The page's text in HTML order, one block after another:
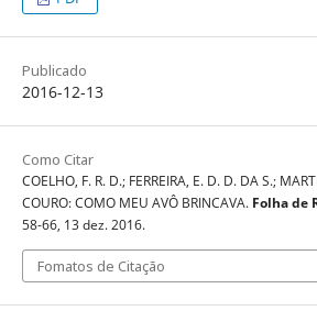
Publicado
2016-12-13
Como Citar
COELHO, F. R. D.; FERREIRA, E. D. D. DA S.;
COURO: COMO MEU AVÔ BRINCAVA. Folha de
58-66, 13 dez. 2016.
Fomatos de Citação